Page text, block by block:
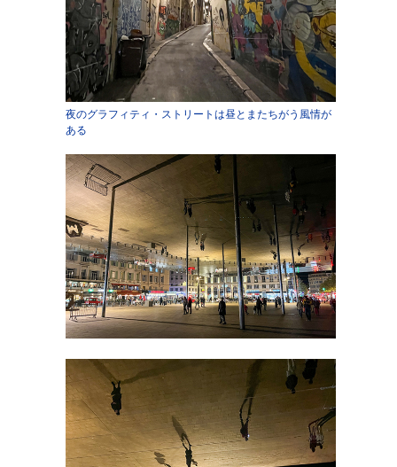
夜のグラフィティ・ストリートは昼とまたちがう風情が
ある